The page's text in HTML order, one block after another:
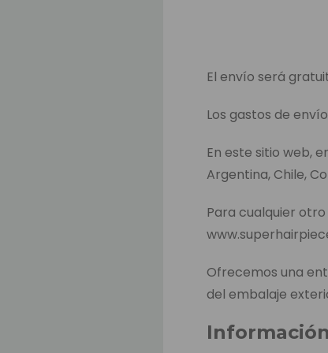
El envío será
Los gastos de
En este sitio web,
Argentina, Chile,
Para cualquier
Ofrecemos una
del embalaje